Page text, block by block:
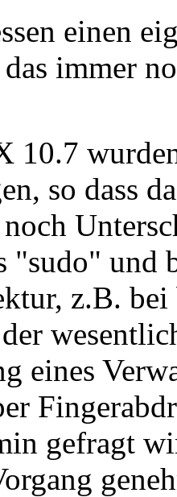
einen
immer
10.7
so dass
und
z.B.
eines
gefragt